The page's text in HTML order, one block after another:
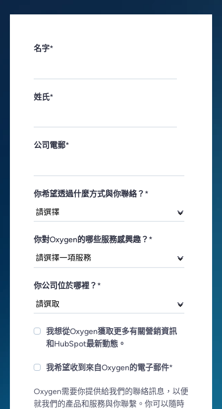
名字*
姓氏*
公司電郵*
你希望透過什麼方式與你聯絡？ *
你對Oxygen的哪些服務感興趣？ *
你公司位於哪裡？ *
我想從Oxygen獲取更多有關營銷資訊
和HubSpot最新動態。
我希望收到來自Oxygen的電子郵件*
Oxygen需要你提供給我們的聯絡訊息，以便
就我們的產品和服務與你聯繫。你可以隨時